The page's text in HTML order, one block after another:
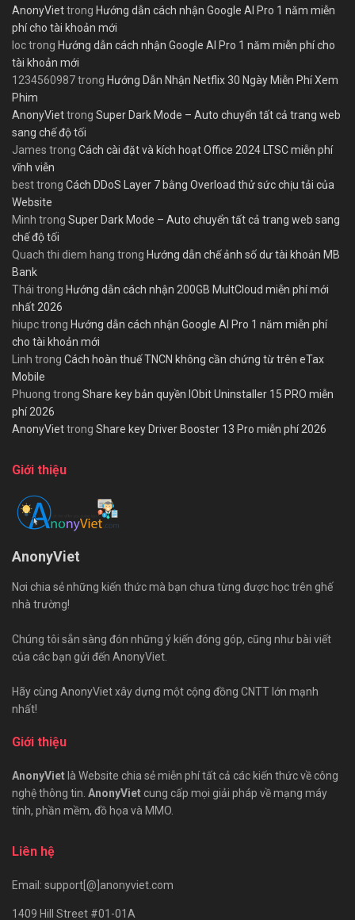
AnonyViettrong Hướng dẫn cách nhận Google AI Pro 1 năm miễn
phí cho tài khoản mới
loctrong Hướng dẫn cách nhận Google AI Pro 1 năm miễn phí cho
tài khoản mới
1234560987trong Hướng Dẫn Nhận Netflix 30 Ngày Miễn Phí Xem
Phim
AnonyViettrong Super Dark Mode – Auto chuyển tất cả trang web
sang chế độ tối
James trong Cách cài đặt và kích hoạt Office 2024 LTSC miễn phí
vĩnh viễn
besttrong Cách DDoS Layer 7 bằng Overload thử sức chịu tải của
Website
Minh trong Super Dark Mode – Auto chuyển tất cả trang web sang
chế độ tối
Quach thi diem hang trong Hướng dẫn chế ảnh số dư tài khoản MB
Bank
Thái trong Hướng dẫn cách nhận 200GB MultCloud miễn phí mới
nhất 2026
hiupctrong Hướng dẫn cách nhận Google AI Pro 1 năm miễn phí
cho tài khoản mới
Linh trong Cách hoàn thuế TNCN không cần chứng từ trên eTax
Mobile
Phuong trong Share key bản quyền IObit Uninstaller 15 PRO miễn
phí 2026
AnonyViettrong Share key Driver Booster 13 Pro miễn phí 2026
Giới thiệu
AnonyViet
Nơi chia sẻ những kiến thức mà bạn chưa từng được học trên ghế
nhà trường!
Chúng tôi sẵn sàng đón những ý kiến đóng góp, cũng như bài viết
của các bạn gửi đến AnonyViet.
Hãy cùng AnonyViet xây dựng một cộng đồng CNTT lớn mạnh
nhất!
Giới thiệu
AnonyViet là Website chia sẻ miễn phí tất cả các kiến thức về công
nghệ thông tin. AnonyViet cung cấp mọi giải pháp về mạng máy
tính, phần mềm, đồ họa và MMO.
Liên hệ
Email: support[@]anonyviet.com
1409 Hill Street #01-01A